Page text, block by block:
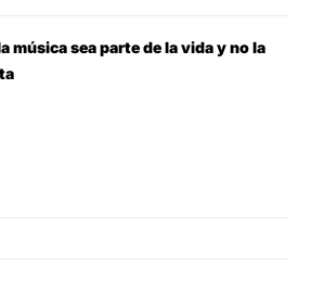
música sea parte de la vida y no la